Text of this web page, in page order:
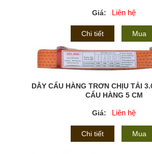
Giá: Liên hệ
Chi tiết Mua
DÂY CẨU HÀNG TRƠN CHỊU TẢI
CẨU HÀNG 5 CM
Giá: Liên hệ
Chi tiết Mua